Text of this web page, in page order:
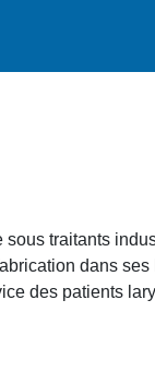
traitants
dans
des patients